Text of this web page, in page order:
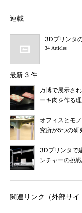
連載
3Dプリンタ
34 Articles
最新 3 件
万博で展示さ
ーキ肉を作る
オフィスとモ
究所が5つの研
3Dプリンタで
ンチャーの挑戦
関連リンク（外部サイ